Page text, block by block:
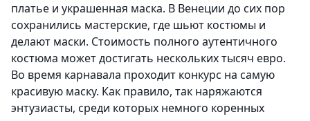
платье и украшенная маска. В Венеции до сих пор
сохранились мастерские, где шьют костюмы и
делают маски. Стоимость полного аутентичного
костюма может достигать нескольких тысяч евро.
Во время карнавала проходит конкурс на самую
красивую маску. Как правило, так наряжаются
энтузиасты, среди которых немного коренных